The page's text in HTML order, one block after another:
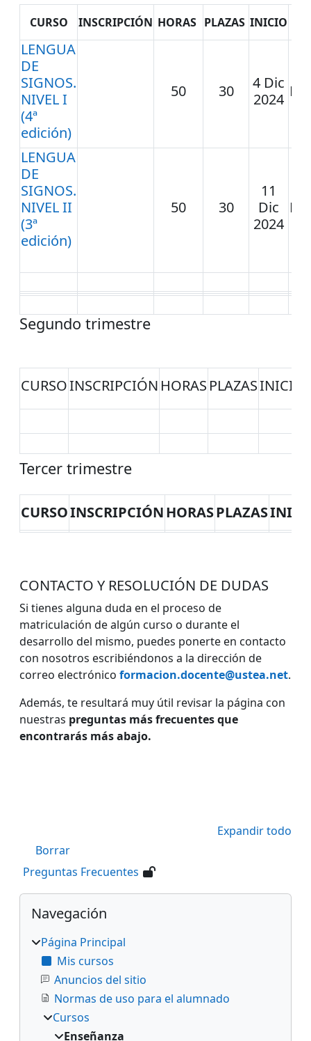
CURSO INSCRIPCIÓN HORAS PLAZAS INICIO
LENGUA
DE
SIGNOS.
NIVEL I
(4ª
edición)
50 30
4 Dic
2024
LENGUA
DE
SIGNOS.
NIVEL II
(3ª
edición)
50 30
11
Dic
2024
Segundo trimestre
CURSOINSCRIPCIÓN HORAS PLAZASINICIO
Tercer trimestre
CURSOINSCRIPCIÓNHORASPLAZAS
CONTACTO Y RESOLUCIÓN DE DUDAS
Si tienes alguna duda en el proceso de
matriculación de algún curso o durante el
desarrollo del mismo, puedes ponerte en contacto
con nosotros escribiéndonos a la dirección de
correo electrónico formacion.docente@ustea.net.
Además, te resultará muy útil revisar la página con
nuestras preguntas más frecuentes que
encontrarás más abajo.
Expandir todo
Borrar
Preguntas Frecuentes
Bloques
Salta Navegación
Navegación
Página Principal
Mis cursos
Anuncios del sitio
Normas de uso para el alumnado
Cursos
Enseñanza